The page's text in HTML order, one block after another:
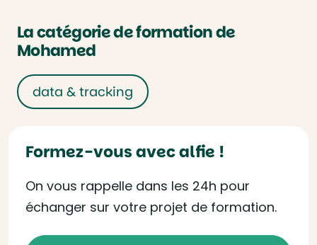
La catégorie de formation de
Mohamed
data & tracking
Formez-vous avec alfie !
On vous rappelle dans les 24h pour
échanger sur votre projet de formation.